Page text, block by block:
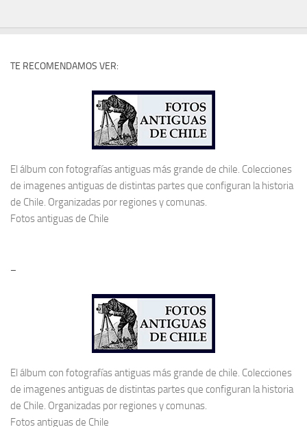
TE RECOMENDAMOS VER:
El álbum con fotografías antiguas más grande de chile. Colecciones
de imagenes antiguas de distintas partes que configuran la historia
de Chile. Organizadas por regiones y comunas.
Fotos antiguas de Chile
–
El álbum con fotografías antiguas más grande de chile. Colecciones
de imagenes antiguas de distintas partes que configuran la historia
de Chile. Organizadas por regiones y comunas.
Fotos antiguas de Chile